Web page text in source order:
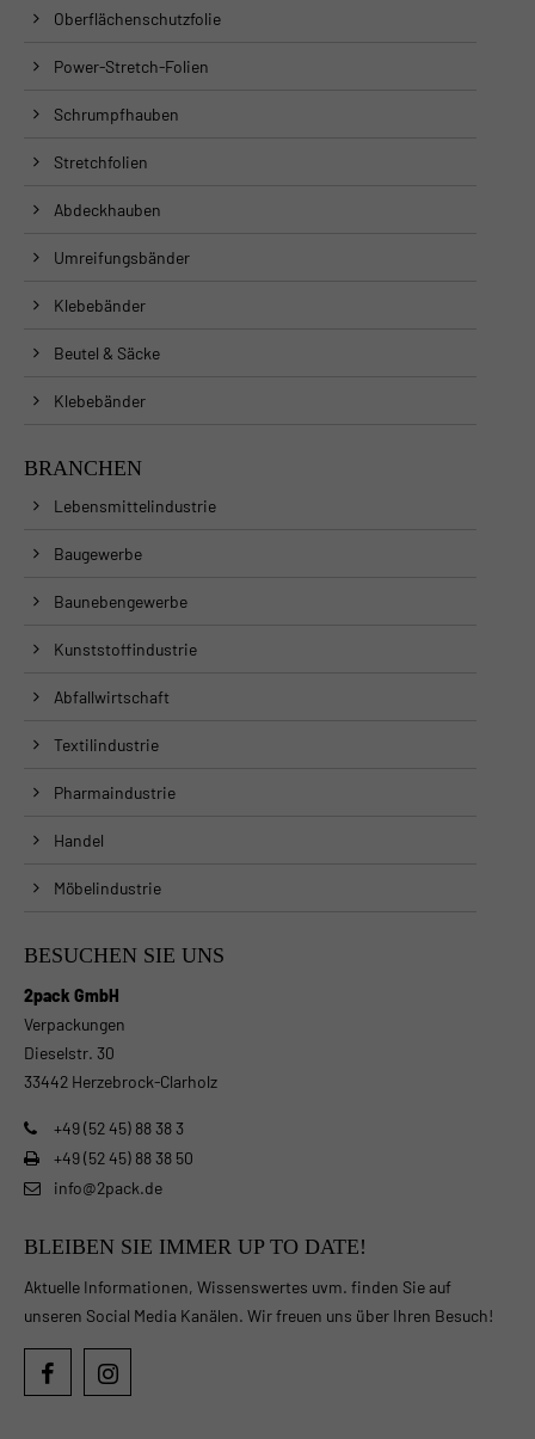
Oberflächenschutzfolie
Power-Stretch-Folien
Schrumpfhauben
Stretchfolien
Abdeckhauben
Umreifungsbänder
Klebebänder
Beutel & Säcke
Klebebänder
BRANCHEN
Lebensmittelindustrie
Baugewerbe
Baunebengewerbe
Kunststoffindustrie
Abfallwirtschaft
Textilindustrie
Pharmaindustrie
Handel
Möbelindustrie
BESUCHEN SIE UNS
2pack GmbH
Verpackungen
Dieselstr. 30
33442 Herzebrock-Clarholz
+49 (52 45) 88 38 3
+49 (52 45) 88 38 50
info@2pack.de
BLEIBEN SIE IMMER UP TO DATE!
Aktuelle Informationen, Wissenswertes uvm. finden Sie auf
unseren Social Media Kanälen. Wir freuen uns über Ihren Besuch!